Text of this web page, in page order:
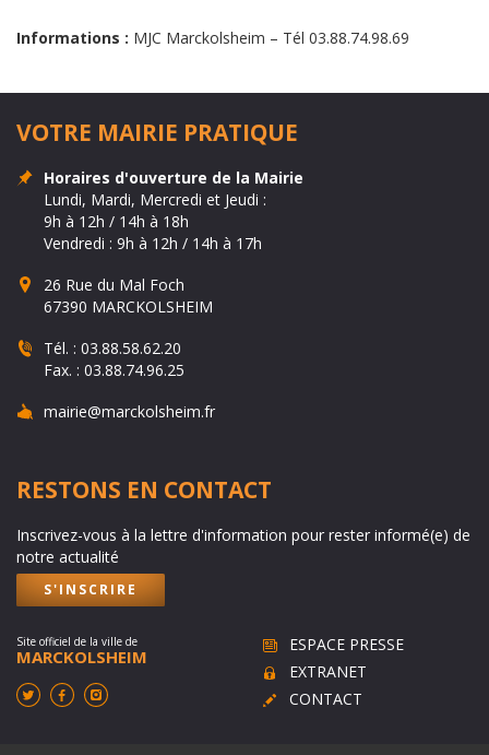
Informations : MJC Marckolsheim – Tél 03.88.74.98.69
VOTRE MAIRIE PRATIQUE
Horaires d'ouverture de la Mairie
Lundi, Mardi, Mercredi et Jeudi :
9h à 12h / 14h à 18h
Vendredi : 9h à 12h / 14h à 17h
26 Rue du Mal Foch
67390 MARCKOLSHEIM
Tél. : 03.88.58.62.20
Fax. : 03.88.74.96.25
mairie@marckolsheim.fr
RESTONS EN CONTACT
Inscrivez-vous à la lettre d'information pour rester informé(e) de
notre actualité
S'INSCRIRE
Site officiel de la ville de
MARCKOLSHEIM
ESPACE PRESSE
EXTRANET
CONTACT